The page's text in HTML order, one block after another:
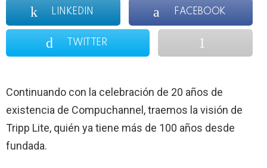
LINKEDIN FACEBOOK
TWITTER
Continuando con la celebración de 20 años de
existencia de Compuchannel, traemos la visión de
Tripp Lite, quién ya tiene más de 100 años desde
fundada.